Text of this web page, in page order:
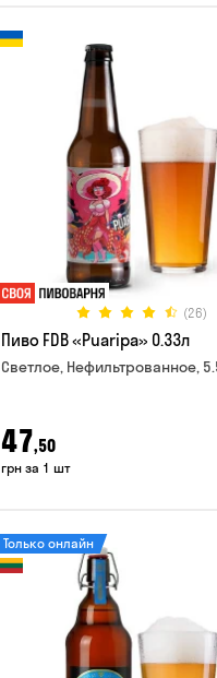
(26)
Пиво FDB «Puaripa» 0.33л
Светлое, Нефильтрованное,
47,50
грн за 1 шт
Только онлайн